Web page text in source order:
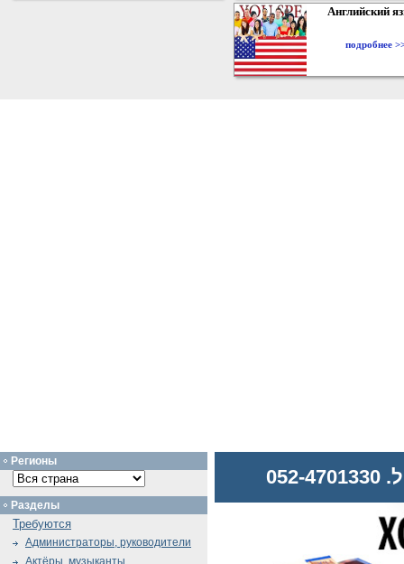
Английский
подробнее
Регионы
Разделы
Требуются
Администраторы, руководители
Актёры, музыканты